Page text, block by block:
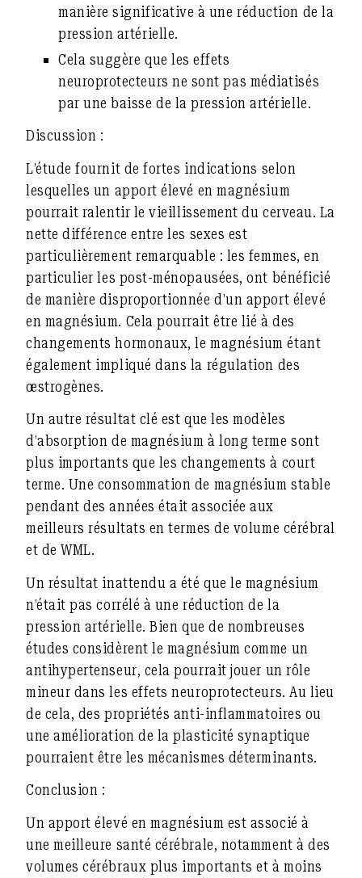
manière significative à une réduction de la
pression artérielle.
Cela suggère que les effets
neuroprotecteurs ne sont pas médiatisés
par une baisse de la pression artérielle.
Discussion :
L’étude fournit de fortes indications selon
lesquelles un apport élevé en magnésium
pourrait ralentir le vieillissement du cerveau. La
nette différence entre les sexes est
particulièrement remarquable : les femmes, en
particulier les post-ménopausées, ont bénéficié
de manière disproportionnée d’un apport élevé
en magnésium. Cela pourrait être lié à des
changements hormonaux, le magnésium étant
également impliqué dans la régulation des
œstrogènes.
Un autre résultat clé est que les modèles
d’absorption de magnésium à long terme sont
plus importants que les changements à court
terme. Une consommation de magnésium stable
pendant des années était associée aux
meilleurs résultats en termes de volume cérébral
et de WML.
Un résultat inattendu a été que le magnésium
n’était pas corrélé à une réduction de la
pression artérielle. Bien que de nombreuses
études considèrent le magnésium comme un
antihypertenseur, cela pourrait jouer un rôle
mineur dans les effets neuroprotecteurs. Au lieu
de cela, des propriétés anti-inflammatoires ou
une amélioration de la plasticité synaptique
pourraient être les mécanismes déterminants.
Conclusion :
Un apport élevé en magnésium est associé à
une meilleure santé cérébrale, notamment à des
volumes cérébraux plus importants et à moins